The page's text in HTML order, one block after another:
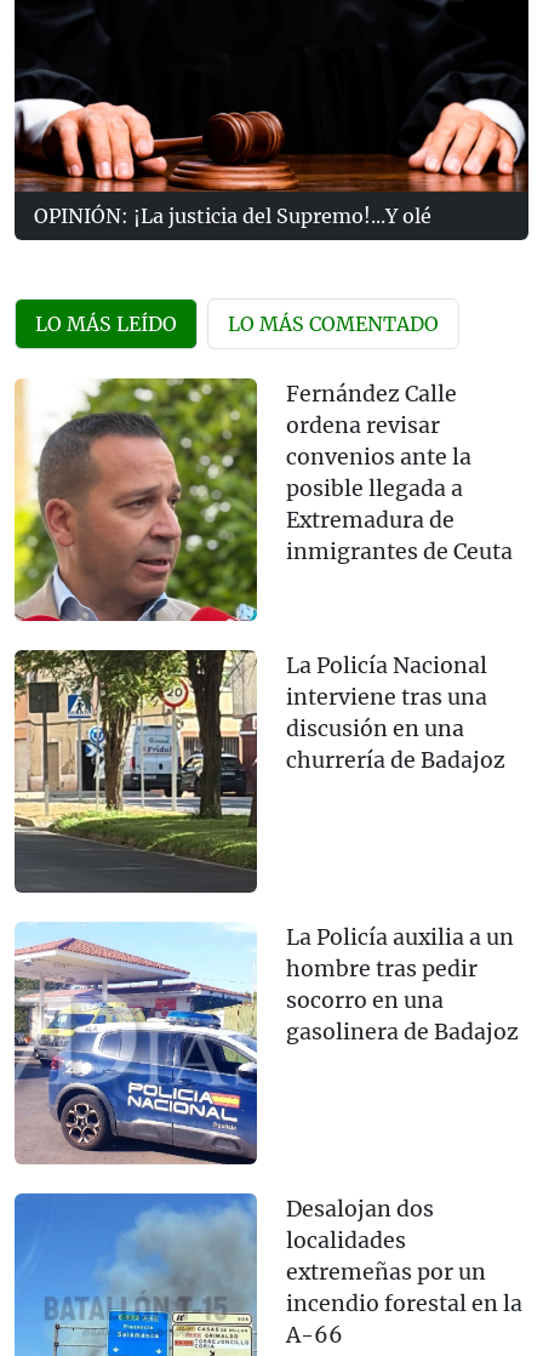
OPINIÓN: ¡La justicia del Supremo!...Y olé
LO MÁS LEÍDO LO MÁS COMENTADO
Fernández Calle
ordena revisar
convenios ante la
posible llegada a
Extremadura de
inmigrantes de Ceuta
La Policía Nacional
interviene tras una
discusión en una
churrería de Badajoz
La Policía auxilia a un
hombre tras pedir
socorro en una
gasolinera de Badajoz
Desalojan dos
localidades
extremeñas por un
incendio forestal en la
A-66